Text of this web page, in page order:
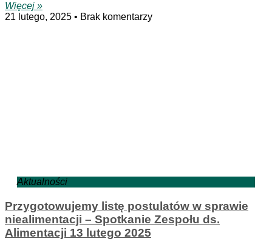
Więcej »
21 lutego, 2025
Brak komentarzy
Aktualności
Przygotowujemy listę postulatów w sprawie
niealimentacji – Spotkanie Zespołu ds.
Alimentacji 13 lutego 2025